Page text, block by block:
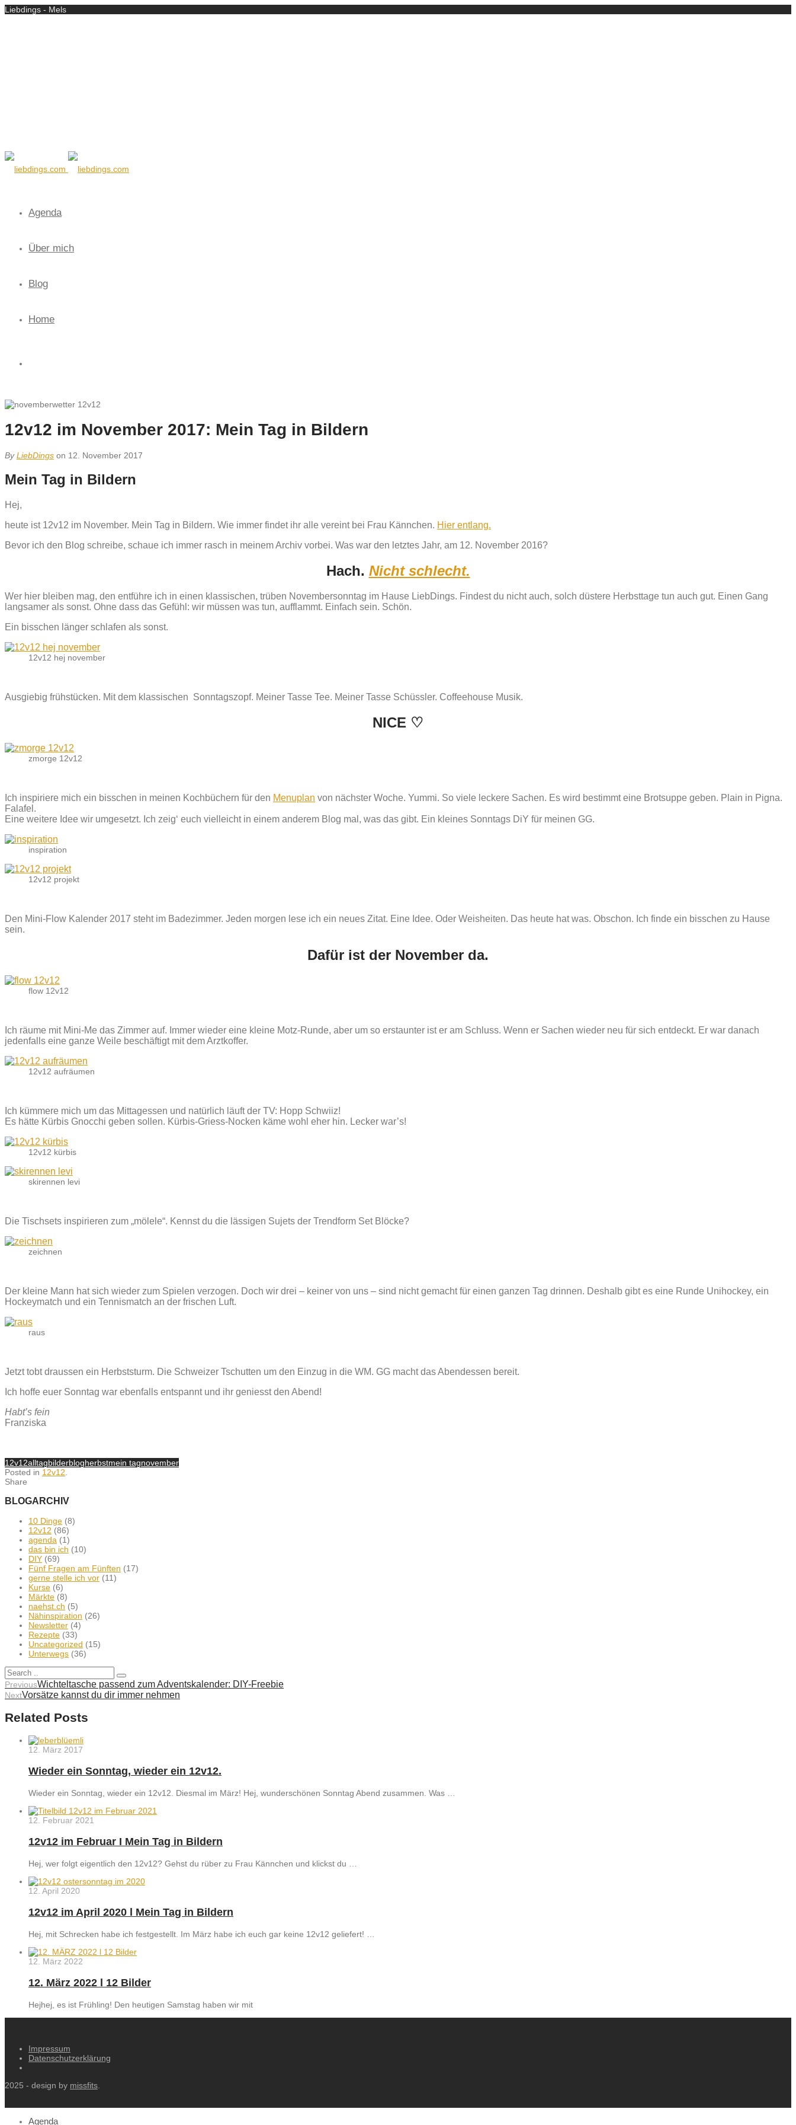
Liebdings - Mels
Agenda
Über mich
Blog
Home
12v12 im November 2017: Mein Tag in Bildern
ByLiebDings on 12. November 2017
Mein Tag in Bildern
Hej,
heute ist 12v12 im November. Mein Tag in Bildern. Wie immer findet ihr alle vereint bei Frau Kännchen. Hier entlang.
Bevor ich den Blog schreibe, schaue ich immer rasch in meinem Archiv vorbei. Was war den letztes Jahr, am 12. November 2016?
Hach. Nicht schlecht.
Wer hier bleiben mag, den entführe ich in einen klassischen, trüben Novembersonntag im Hause LiebDings. Findest du nicht auch, solch düstere Herbsttage tun auch gut. Einen Gang
langsamer als sonst. Ohne dass das Gefühl: wir müssen was tun, aufflammt. Einfach sein. Schön.
Ein bisschen länger schlafen als sonst.
12v12 hej november
Ausgiebig frühstücken. Mit dem klassischen Sonntagszopf. Meiner Tasse Tee. Meiner Tasse Schüssler. Coffeehouse Musik.
NICE ♡
zmorge 12v12
Ich inspiriere mich ein bisschen in meinen Kochbüchern für den Menuplan von nächster Woche. Yummi. So viele leckere Sachen. Es wird bestimmt eine Brotsuppe geben. Plain in Pigna.
Falafel.
Eine weitere Idee wir umgesetzt. Ich zeig‘ euch vielleicht in einem anderem Blog mal, was das gibt. Ein kleines Sonntags DiY für meinen GG.
inspiration
12v12 projekt
Den Mini-Flow Kalender 2017 steht im Badezimmer. Jeden morgen lese ich ein neues Zitat. Eine Idee. Oder Weisheiten. Das heute hat was. Obschon. Ich finde ein bisschen zu Hause
sein.
Dafür ist der November da.
flow 12v12
Ich räume mit Mini-Me das Zimmer auf. Immer wieder eine kleine Motz-Runde, aber um so erstaunter ist er am Schluss. Wenn er Sachen wieder neu für sich entdeckt. Er war danach
jedenfalls eine ganze Weile beschäftigt mit dem Arztkoffer.
12v12 aufräumen
Ich kümmere mich um das Mittagessen und natürlich läuft der TV: Hopp Schwiiz!
Es hätte Kürbis Gnocchi geben sollen. Kürbis-Griess-Nocken käme wohl eher hin. Lecker war’s!
12v12 kürbis
skirennen levi
Die Tischsets inspirieren zum „mölele“. Kennst du die lässigen Sujets der Trendform Set Blöcke?
zeichnen
Der kleine Mann hat sich wieder zum Spielen verzogen. Doch wir drei – keiner von uns – sind nicht gemacht für einen ganzen Tag drinnen. Deshalb gibt es eine Runde Unihockey, ein
Hockeymatch und ein Tennismatch an der frischen Luft.
raus
Jetzt tobt draussen ein Herbststurm. Die Schweizer Tschutten um den Einzug in die WM. GG macht das Abendessen bereit.
Ich hoffe euer Sonntag war ebenfalls entspannt und ihr geniesst den Abend!
Habt’s fein
Franziska
12v12alltagbilderblogherbstmein tagnovember
Posted in 12v12
Share
BLOGARCHIV
10 Dinge (8)
12v12 (86)
agenda (1)
das bin ich (10)
DIY (69)
Fünf Fragen am Fünften (17)
gerne stelle ich vor (11)
Kurse (6)
Märkte (8)
naehst.ch (5)
Nähinspiration (26)
Newsletter (4)
Rezepte (33)
Uncategorized (15)
Unterwegs (36)
PreviousWichteltasche passend zum Adventskalender: DIY-Freebie
NextVorsätze kannst du dir immer nehmen
Related Posts
12. März 2017
Wieder ein Sonntag, wieder ein 12v12.
Wieder ein Sonntag, wieder ein 12v12. Diesmal im März! Hej, wunderschönen Sonntag Abend zusammen. Was …
12. Februar 2021
12v12 im Februar I Mein Tag in Bildern
Hej, wer folgt eigentlich den 12v12? Gehst du rüber zu Frau Kännchen und klickst du …
12. April 2020
12v12 im April 2020 l Mein Tag in Bildern
Hej, mit Schrecken habe ich festgestellt. Im März habe ich euch gar keine 12v12 geliefert! …
12. März 2022
12. März 2022 l 12 Bilder
Hejhej, es ist Frühling! Den heutigen Samstag haben wir mit
Impressum
Datenschutzerklärung
2025 - design by missfits
Agenda